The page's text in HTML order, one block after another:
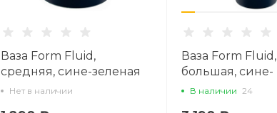
Ваза Form Fluid,
средняя, сине-зеленая
Нет в наличии
Ваза Form Fluid,
большая, сине-
горчичная
В наличии 24